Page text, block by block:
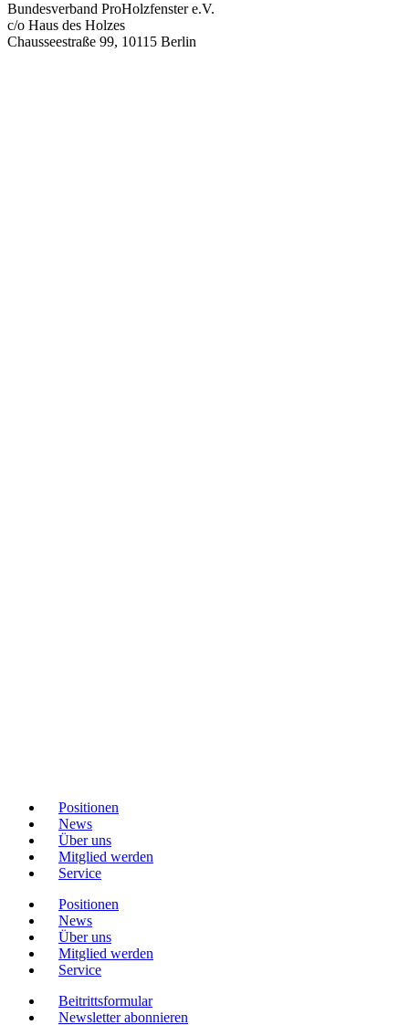
Bundesverband ProHolzfenster e.V.
c/o Haus des Holzes
Chausseestraße 99, 10115 Berlin
Positionen
News
Über uns
Mitglied werden
Service
Positionen
News
Über uns
Mitglied werden
Service
Beitrittsformular
Newsletter abonnieren